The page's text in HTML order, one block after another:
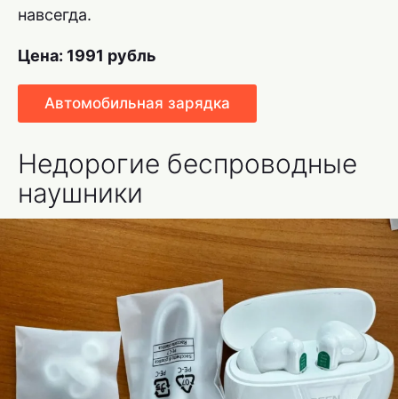
навсегда.
Цена: 1991 рубль
Автомобильная зарядка
Недорогие беспроводные
наушники